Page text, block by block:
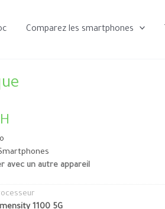
Comparez les smartphones
avec un autre appareil
1100 5G